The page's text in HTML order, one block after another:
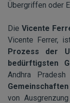
Übergriffen oder
Die Vicente
Vicente Ferrer,
Prozess der
bedürftigsten
Andhra
Gemeinschaften
von